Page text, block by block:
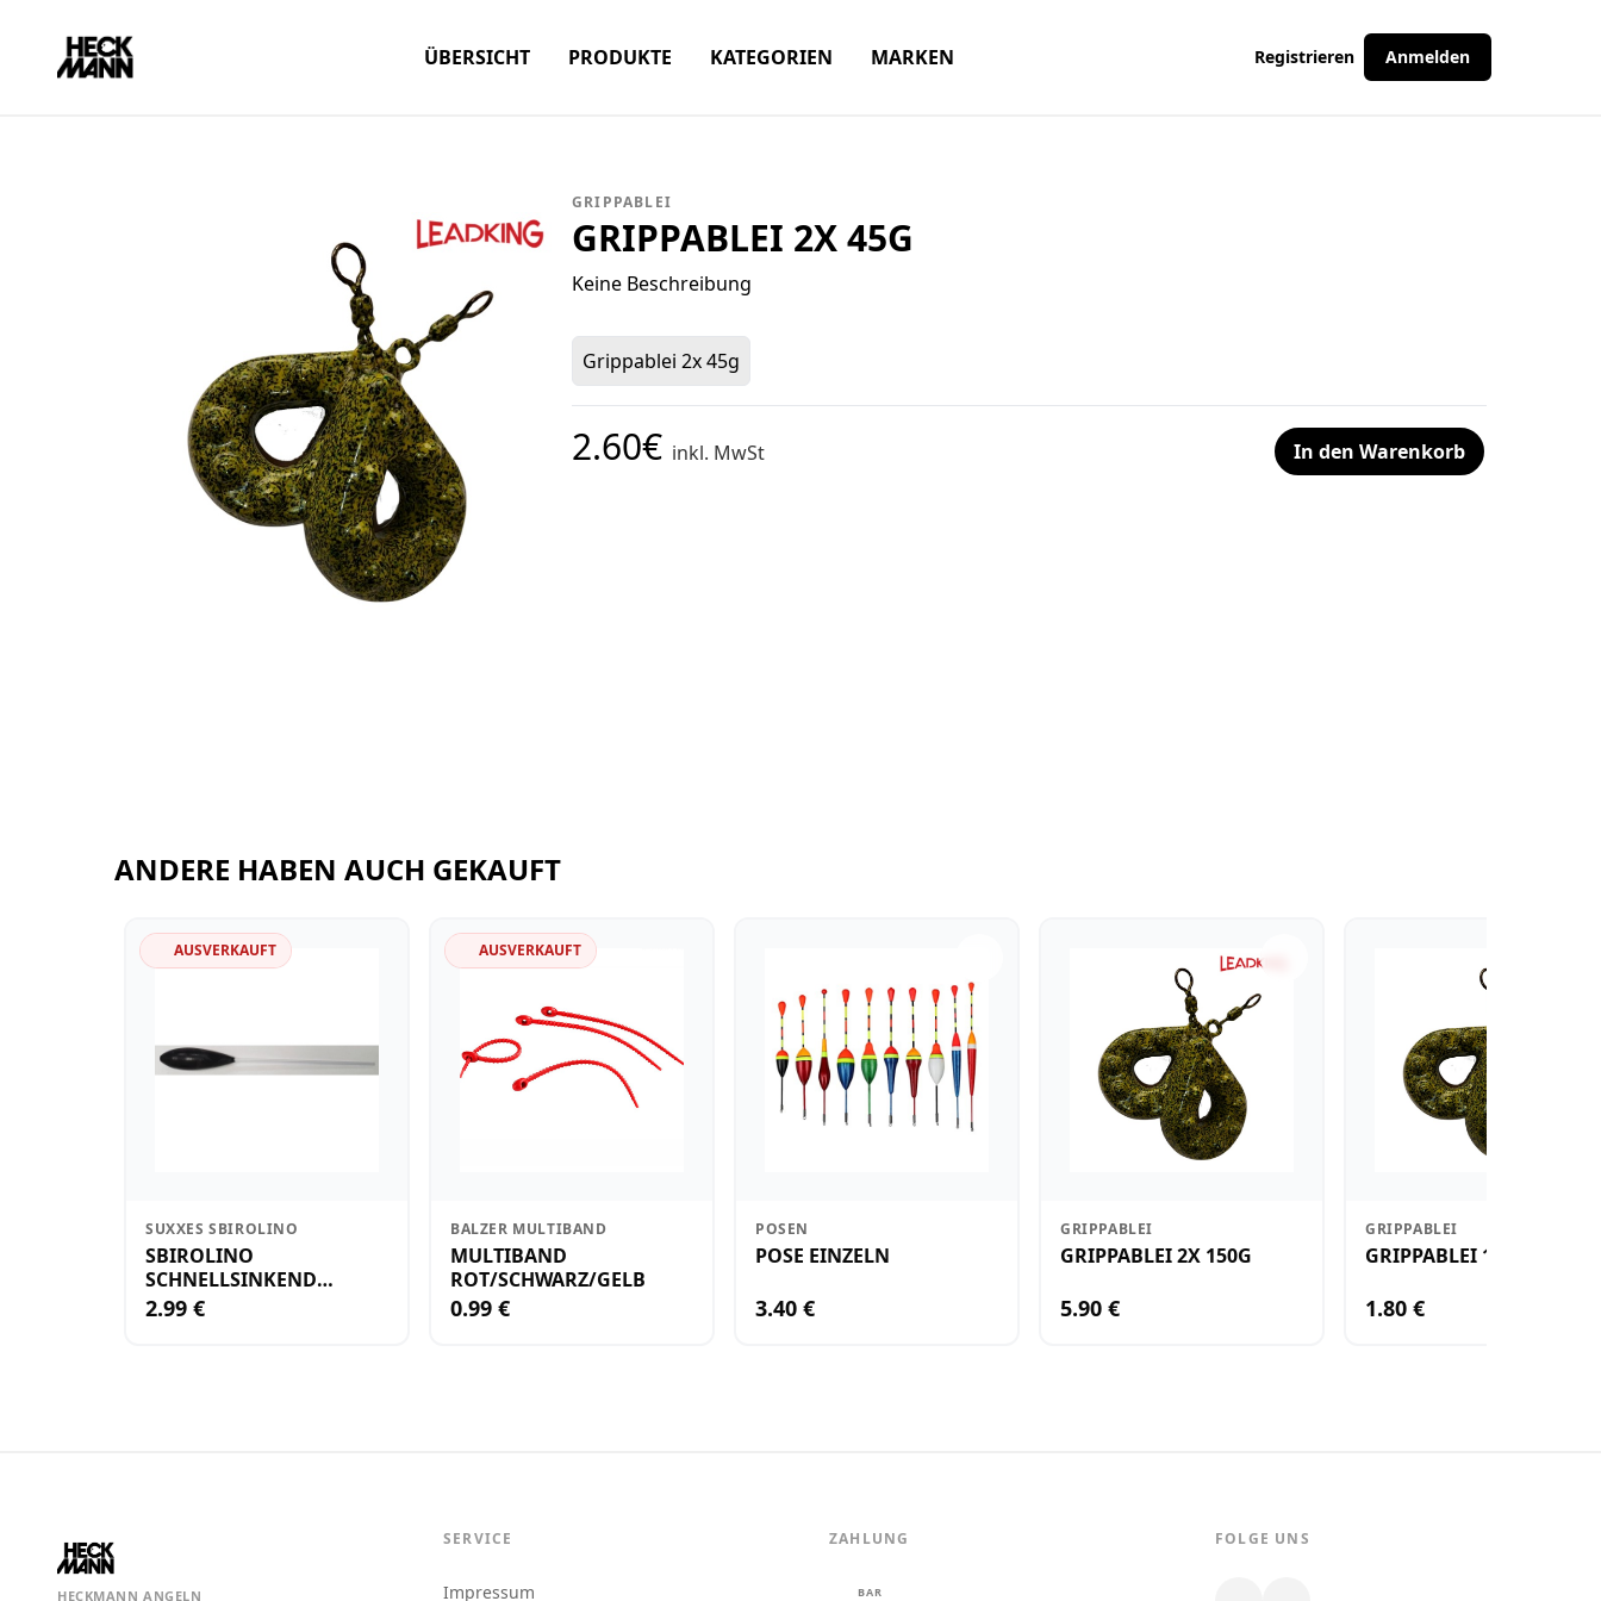
ÜBERSICHT PRODUKTE KATEGORIEN MARKEN Registrieren Anmelden
GRIPPABLEI
GRIPPABLEI 2X 45G
Keine Beschreibung
Grippablei 2x 45g
2.60€ inkl. MwSt In den Warenkorb
ANDERE HABEN AUCH GEKAUFT
AUSVERKAUFT
SUXXES SBIROLINO
SBIROLINO
SCHNELLSINKEND
SCHWARZ
2.99 €
AUSVERKAUFT
BALZER MULTIBAND
MULTIBAND
ROT/SCHWARZ/GELB
0.99 €
POSEN
POSE EINZELN
3.40 €
GRIPPABLEI
GRIPPABLEI 2X 150G
5.90 €
GRIPPABLEI
GRIPPABLEI 100G
1.80 €
HECKMANN ANGELN
SERVICE
Impressum
ZAHLUNG
BAR
FOLGE UNS